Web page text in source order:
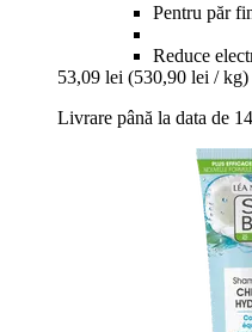
Pentru păr
Reduce
53,09 lei (530,90 lei / kg)
Livrare până la data de